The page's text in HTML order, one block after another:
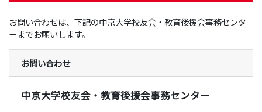
お問い合わせは、下記の中京大学校友会・教育後援会事務センタ
ーまでお願いします。
お問い合わせ
中京大学校友会・教育後援会事務センター